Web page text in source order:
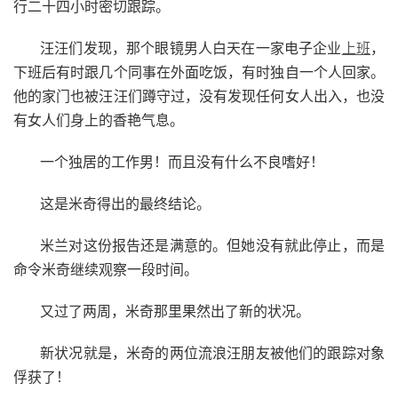
行二十四小时密切跟踪。
汪汪们发现，那个眼镜男人白天在一家电子企业 上班，
下班后有时跟几个同事在外面吃饭，有时独自一个人回家。
他的家门也被汪汪们蹲守过，没有发现任何女人出入，也没
有女人们身上的香艳气息。
一个独居的工作男！而且没有什么不良嗜好！
这是米奇得出的最终结论。
米兰对这份报告还是满意的。但她没有就此停止，而是
命令米奇继续观察一段时间。
又过了两周，米奇那里果然出了新的状况。
新状况就是，米奇的两位流浪汪朋友被他们的跟踪对象
俘获了！